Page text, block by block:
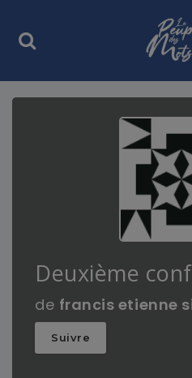
Deuxième
de francis etienne
Suivre